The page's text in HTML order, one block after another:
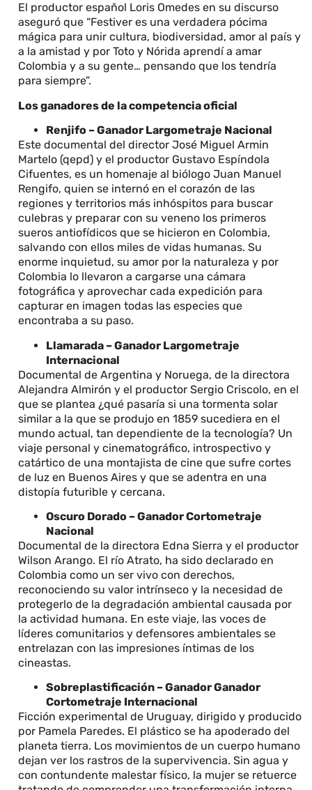
El productor español Loris Omedes en su discurso
aseguró que “Festiver es una verdadera pócima
mágica para unir cultura, biodiversidad, amor al país y
a la amistad y por Toto y Nórida aprendí a amar
Colombia y a su gente… pensando que los tendría
para siempre”.
Los ganadores de la competencia oficial
Renjifo – Ganador Largometraje Nacional
Este documental del director José Miguel Armin
Martelo (qepd) y el productor Gustavo Espíndola
Cifuentes, es un homenaje al biólogo Juan Manuel
Rengifo, quien se internó en el corazón de las
regiones y territorios más inhóspitos para buscar
culebras y preparar con su veneno los primeros
sueros antiofídicos que se hicieron en Colombia,
salvando con ellos miles de vidas humanas. Su
enorme inquietud, su amor por la naturaleza y por
Colombia lo llevaron a cargarse una cámara
fotográfica y aprovechar cada expedición para
capturar en imagen todas las especies que
encontraba a su paso.
Llamarada – Ganador Largometraje
Internacional
Documental de Argentina y Noruega, de la directora
Alejandra Almirón y el productor Sergio Criscolo, en el
que se plantea ¿qué pasaría si una tormenta solar
similar a la que se produjo en 1859 sucediera en el
mundo actual, tan dependiente de la tecnología? Un
viaje personal y cinematográfico, introspectivo y
catártico de una montajista de cine que sufre cortes
de luz en Buenos Aires y que se adentra en una
distopía futurible y cercana.
Oscuro Dorado – Ganador Cortometraje
Nacional
Documental de la directora Edna Sierra y el productor
Wilson Arango. El río Atrato, ha sido declarado en
Colombia como un ser vivo con derechos,
reconociendo su valor intrínseco y la necesidad de
protegerlo de la degradación ambiental causada por
la actividad humana. En este viaje, las voces de
líderes comunitarios y defensores ambientales se
entrelazan con las impresiones íntimas de los
cineastas.
Sobreplastificación – Ganador Ganador
Cortometraje Internacional
Ficción experimental de Uruguay, dirigido y producido
por Pamela Paredes. El plástico se ha apoderado del
planeta tierra. Los movimientos de un cuerpo humano
dejan ver los rastros de la supervivencia. Sin agua y
con contundente malestar físico, la mujer se retuerce